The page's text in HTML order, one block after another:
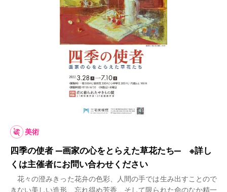
美術
四季の使者 ―画家の心をとらえた草花たち― ※詳し
くは主催者にお問い合わせください
花々の澄みきった花弁の色彩、人間の手では生み出すことので
きない美しい造形、忘れ得ぬ芳香、そして限られた命のなか精一